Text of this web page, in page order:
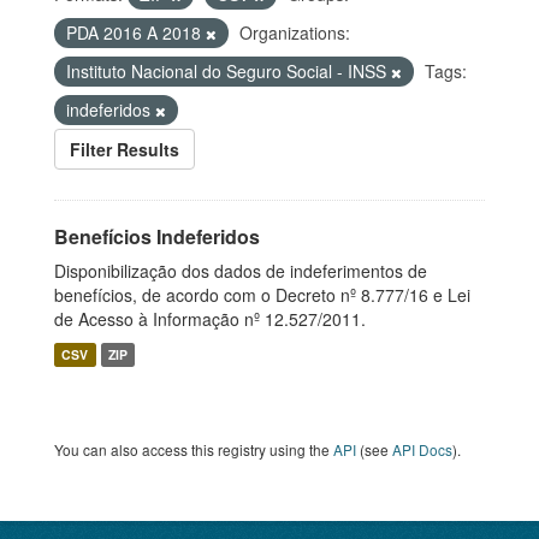
PDA 2016 A 2018
Organizations:
Instituto Nacional do Seguro Social - INSS
Tags:
indeferidos
Filter Results
Benefícios Indeferidos
Disponibilização dos dados de indeferimentos de
benefícios, de acordo com o Decreto nº 8.777/16 e Lei
de Acesso à Informação nº 12.527/2011.
CSV ZIP
You can also access this registry using the API (see API Docs).